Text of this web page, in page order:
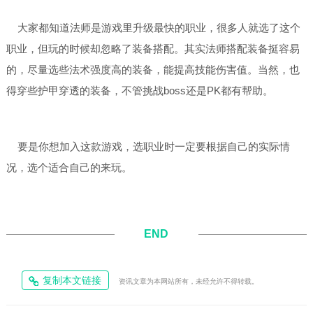
大家都知道法师是游戏里升级最快的职业，很多人就选了这个
职业，但玩的时候却忽略了装备搭配。其实法师搭配装备挺容易
的，尽量选些法术强度高的装备，能提高技能伤害值。当然，也
得穿些护甲穿透的装备，不管挑战boss还是PK都有帮助。
要是你想加入这款游戏，选职业时一定要根据自己的实际情
况，选个适合自己的来玩。
END
复制本文链接 资讯文章为本网站所有，未经允许不得转载。